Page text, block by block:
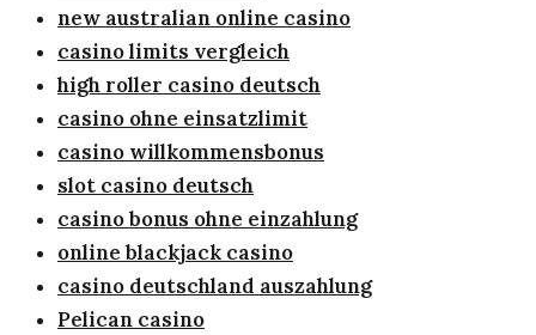
new australian online casino
casino limits vergleich
high roller casino deutsch
casino ohne einsatzlimit
casino willkommensbonus
slot casino deutsch
casino bonus ohne einzahlung
online blackjack casino
casino deutschland auszahlung
Pelican casino